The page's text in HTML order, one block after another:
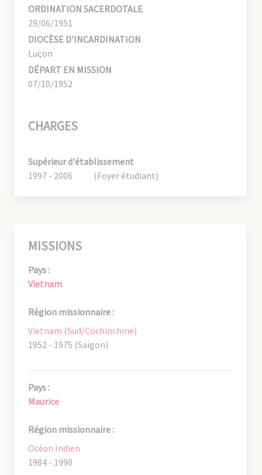
ORDINATION SACERDOTALE
29/06/1951
DIOCÈSE D'INCARDINATION
Luçon
DÉPART EN MISSION
07/10/1952
CHARGES
Supérieur d'établissement
1997 - 2006
(Foyer étudiant)
MISSIONS
Pays :
Vietnam
Région missionnaire :
Vietnam (Sud/Cochinchine)
1952 - 1975 (Saigon)
Pays :
Maurice
Région missionnaire :
Océan Indien
1984 - 1990